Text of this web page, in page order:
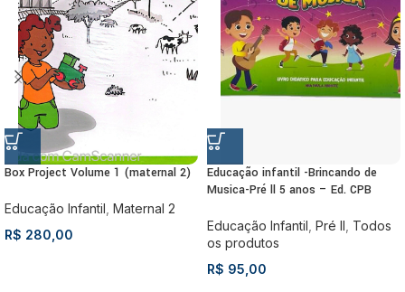
Box Project Volume 1 (maternal 2)
Educação Infantil, Maternal 2
R$ 280,00
Educação infantil -Brincando de
Musica-Pré ll 5 anos – Ed. CPB
Educação Infantil, Pré II, Todos
os produtos
R$ 95,00